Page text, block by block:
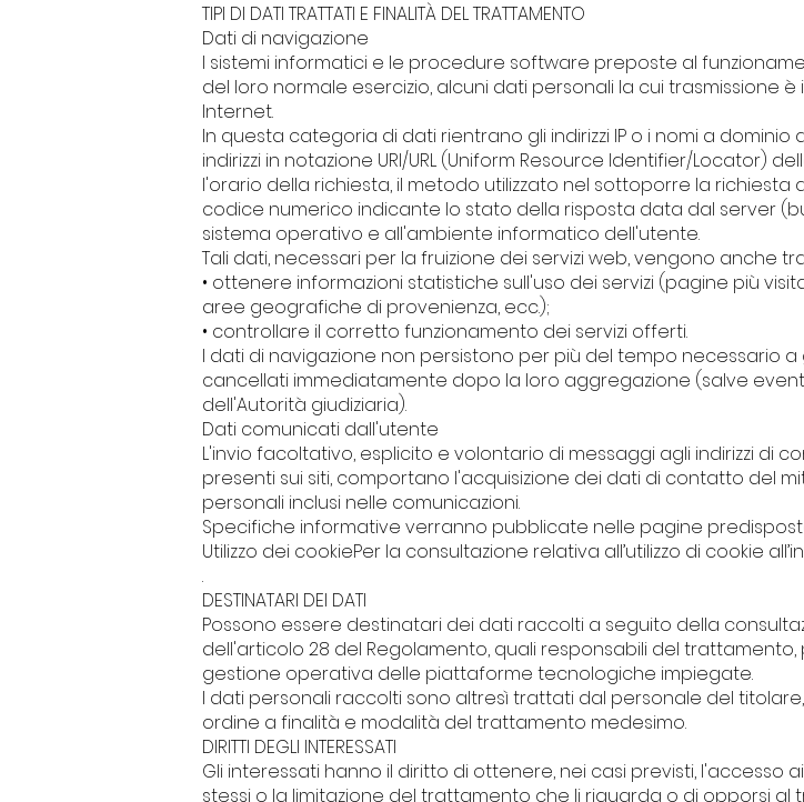
TIPI DI DATI TRATTATI E FINALITÀ DEL TRATTAMENTO
Dati di navigazione
I sistemi informatici e le procedure software preposte al
del loro normale esercizio, alcuni dati personali la cui trasmissione
Internet.
In questa categoria di dati rientrano gli indirizzi IP o i nomi a
indirizzi in notazione URI/URL (Uniform Resource Identifier/Locator)
l'orario della richiesta, il metodo utilizzato nel sottoporre la richiesta
codice numerico indicante lo stato della risposta data dal server
sistema operativo e all'ambiente informatico dell'utente.
Tali dati, necessari per la fruizione dei servizi web, vengono anche
• ottenere informazioni statistiche sull'uso dei servizi (pagine più
aree geografiche di provenienza, ecc.);
• controllare il corretto funzionamento dei servizi offerti.
I dati di navigazione non persistono per più del tempo necessario
cancellati immediatamente dopo la loro aggregazione (salve
dell'Autorità giudiziaria).
Dati comunicati dall'utente
L'invio facoltativo, esplicito e volontario di messaggi agli indirizzi di
presenti sui siti, comportano l'acquisizione dei dati di contatto del
personali inclusi nelle comunicazioni.
Specifiche informative verranno pubblicate nelle pagine
Utilizzo dei cookiePer la consultazione relativa all’utilizzo di cookie
.
DESTINATARI DEI DATI
Possono essere destinatari dei dati raccolti a seguito della
dell'articolo 28 del Regolamento, quali responsabili del
gestione operativa delle piattaforme tecnologiche impiegate.
I dati personali raccolti sono altresì trattati dal personale del
ordine a finalità e modalità del trattamento medesimo.
DIRITTI DEGLI INTERESSATI
Gli interessati hanno il diritto di ottenere, nei casi previsti,
stessi o la limitazione del trattamento che li riguarda o di opporsi al